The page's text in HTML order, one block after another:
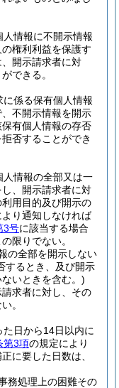
情報に不開示情報
権利利益を保護す
開示請求者に対
できる。
係る保有個人情報
不開示情報を開示
有個人情報の存否
否することができ
情報の全部又は一
、開示請求者に対
用目的及び開示の
り通知しなければ
3号に該当する場合
限りでない。
の全部を開示しない
するとき、及び開示
いときを含む。)
求者に対し、その
。
日から14日以内に
第3項の規定により
に要した日数は、
務処理上の困難その